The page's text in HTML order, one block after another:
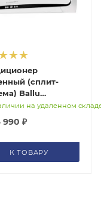
(сплит-
Ballu
City BSEP-
на удаленном
990 ₽
К ТОВАРУ